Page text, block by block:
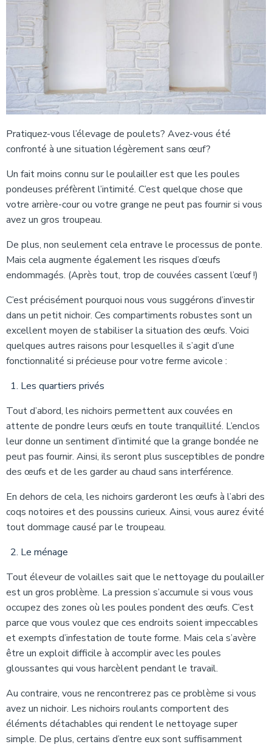
Pratiquez-vous l’élevage de poulets? Avez-vous été
confronté à une situation légèrement sans œuf?
Un fait moins connu sur le poulailler est que les poules
pondeuses préfèrent l’intimité. C’est quelque chose que
votre arrière-cour ou votre grange ne peut pas fournir si vous
avez un gros troupeau.
De plus, non seulement cela entrave le processus de ponte.
Mais cela augmente également les risques d’œufs
endommagés. (Après tout, trop de couvées cassent l’œuf !)
C’est précisément pourquoi nous vous suggérons d’investir
dans un petit nichoir. Ces compartiments robustes sont un
excellent moyen de stabiliser la situation des œufs. Voici
quelques autres raisons pour lesquelles il s’agit d’une
fonctionnalité si précieuse pour votre ferme avicole :
Les quartiers privés
Tout d’abord, les nichoirs permettent aux couvées en
attente de pondre leurs œufs en toute tranquillité. L’enclos
leur donne un sentiment d’intimité que la grange bondée ne
peut pas fournir. Ainsi, ils seront plus susceptibles de pondre
des œufs et de les garder au chaud sans interférence.
En dehors de cela, les nichoirs garderont les œufs à l’abri des
coqs notoires et des poussins curieux. Ainsi, vous aurez évité
tout dommage causé par le troupeau.
Le ménage
Tout éleveur de volailles sait que le nettoyage du poulailler
est un gros problème. La pression s’accumule si vous vous
occupez des zones où les poules pondent des œufs. C’est
parce que vous voulez que ces endroits soient impeccables
et exempts d’infestation de toute forme. Mais cela s’avère
être un exploit difficile à accomplir avec les poules
gloussantes qui vous harcèlent pendant le travail.
Au contraire, vous ne rencontrerez pas ce problème si vous
avez un nichoir. Les nichoirs roulants comportent des
éléments détachables qui rendent le nettoyage super
simple. De plus, certains d’entre eux sont suffisamment